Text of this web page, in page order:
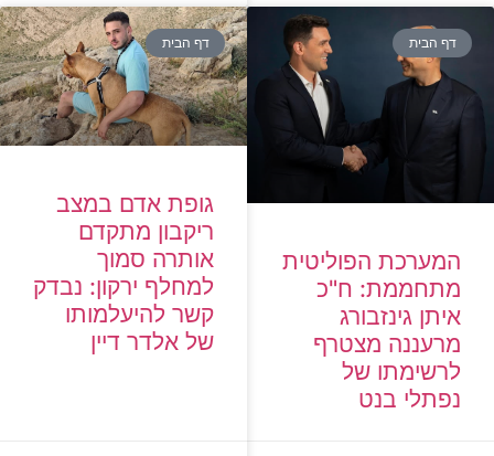
דף הבית
המערכת הפוליטית
מתחממת: ח"כ
איתן גינזבורג
מרעננה מצטרף
לרשימתו של
נפתלי בנט
דף הבית
גופת אדם במצב
ריקבון מתקדם
אותרה סמוך
למחלף ירקון: נבדק
קשר להיעלמותו
של אלדר דיין